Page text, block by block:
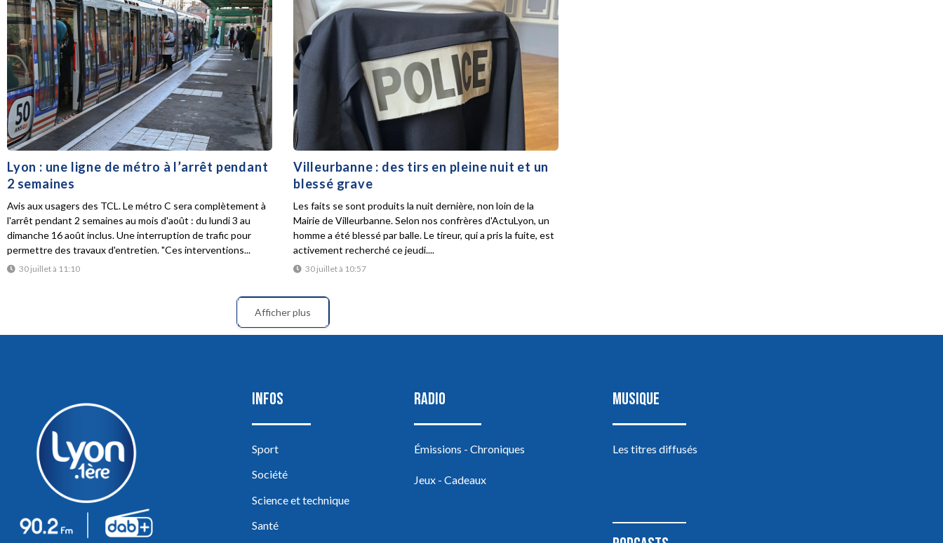
Lyon : une ligne de métro à l’arrêt pendant
2 semaines
30 juillet à 11:10
Avis aux usagers des TCL. Le métro C sera complètement à
l'arrêt pendant 2 semaines au mois d'août : du lundi 3 au
dimanche 16 août inclus. Une interruption de trafic pour
permettre des travaux d'entretien. "Ces interventions...
Villeurbanne : des tirs en pleine nuit et un
blessé grave
30 juillet à 10:57
Les faits se sont produits la nuit dernière, non loin de la
Mairie de Villeurbanne. Selon nos confrères d'ActuLyon, un
homme a été blessé par balle. Le tireur, qui a pris la fuite, est
activement recherché ce jeudi....
Afficher plus
INFOS
Sport
Société
Science et technique
Santé
RADIO
Émissions - Chroniques
Jeux - Cadeaux
MUSIQUE
Les titres diffusés